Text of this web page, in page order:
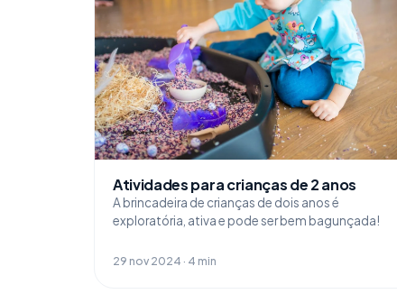
Atividades para crianças de 2 anos
A brincadeira de crianças de dois anos é
exploratória, ativa e pode ser bem bagunçada!
29 nov 2024 · 4 min